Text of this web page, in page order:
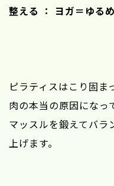
整える ： ヨガ＝ゆる
ピラティスはこり固ま
肉の本当の原因になっ
マッスルを鍛えてバラ
上げます。